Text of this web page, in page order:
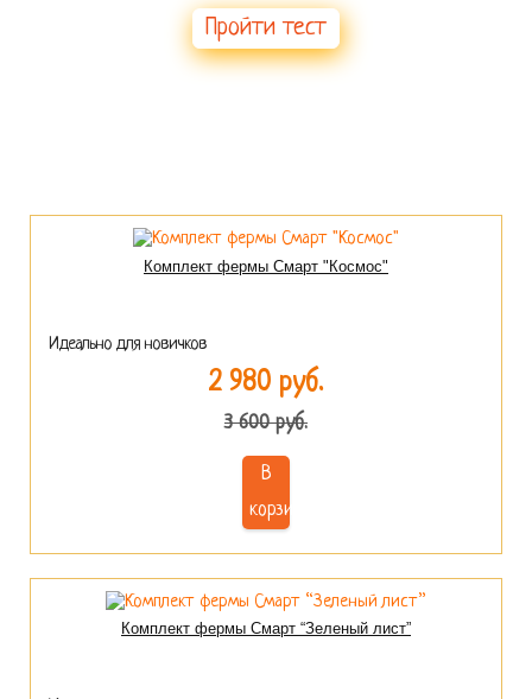
Пройти тест
Комплект фермы Смарт "Космос"
Идеально для новичков
2 980 руб.
3 600 руб.
В
корзину
Комплект фермы Смарт “Зеленый лист”